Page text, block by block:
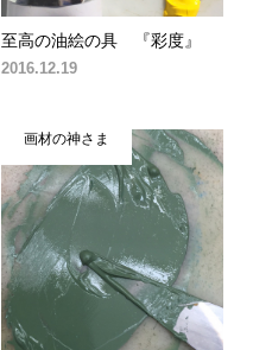
至高の油絵の具 『彩度』
2016.12.19
画材の神さま